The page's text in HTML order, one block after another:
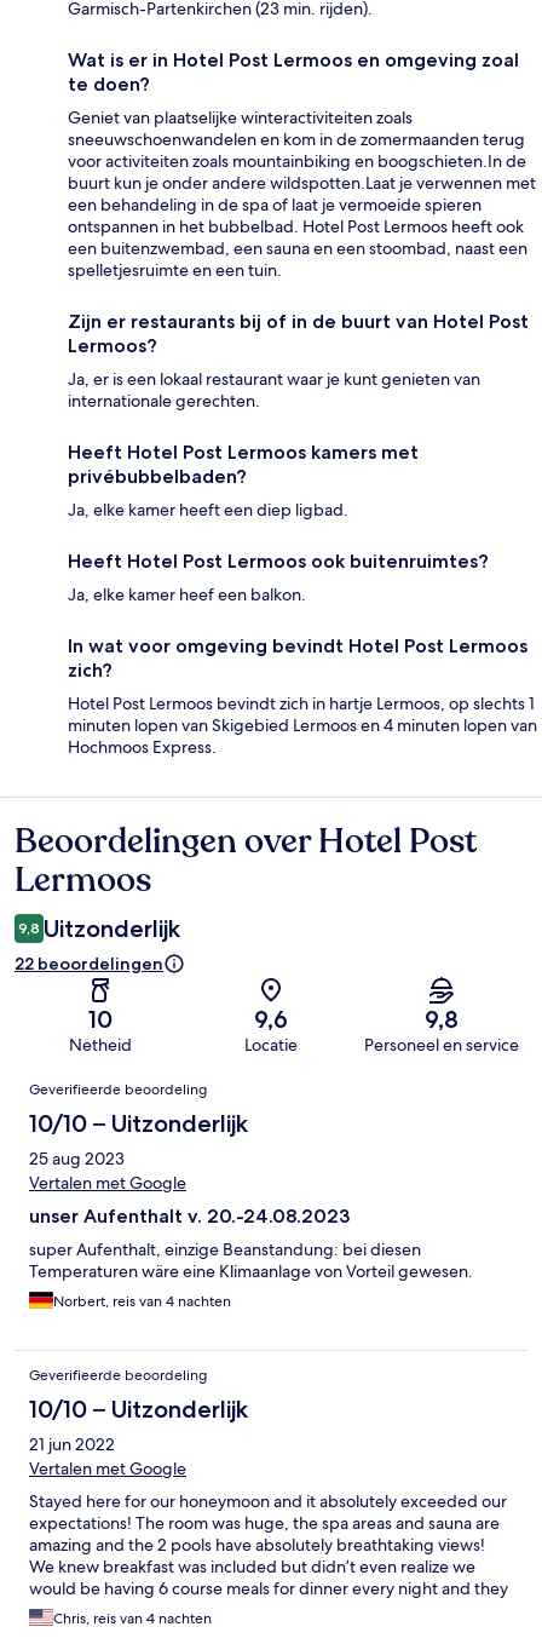
Garmisch-Partenkirchen (23 min. rijden).
Wat is er in Hotel Post Lermoos en omgeving zoal
te doen?
Geniet van plaatselijke winteractiviteiten zoals
sneeuwschoenwandelen en kom in de zomermaanden terug
voor activiteiten zoals mountainbiking en boogschieten.In de
buurt kun je onder andere wildspotten.Laat je verwennen met
een behandeling in de spa of laat je vermoeide spieren
ontspannen in het bubbelbad. Hotel Post Lermoos heeft ook
een buitenzwembad, een sauna en een stoombad, naast een
spelletjesruimte en een tuin.
Zijn er restaurants bij of in de buurt van Hotel Post
Lermoos?
Ja, er is een lokaal restaurant waar je kunt genieten van
internationale gerechten.
Heeft Hotel Post Lermoos kamers met
privébubbelbaden?
Ja, elke kamer heeft een diep ligbad.
Heeft Hotel Post Lermoos ook buitenruimtes?
Ja, elke kamer heef een balkon.
In wat voor omgeving bevindt Hotel Post Lermoos
zich?
Hotel Post Lermoos bevindt zich in hartje Lermoos, op slechts 1
minuten lopen van Skigebied Lermoos en 4 minuten lopen van
Hochmoos Express.
Beoordelingen
Beoordelingen over Hotel Post
Lermoos
9,8 Uitzonderlijk
22 beoordelingen
10
Netheid
9,6
Locatie
9,8
Personeel en service
Beoordelingen
Geverifieerde beoordeling
10/10 – Uitzonderlijk
25 aug 2023
Vertalen met Google
unser Aufenthalt v. 20.-24.08.2023
super Aufenthalt, einzige Beanstandung: bei diesen
Temperaturen wäre eine Klimaanlage von Vorteil gewesen.
Norbert, reis van 4 nachten
Geverifieerde beoordeling
10/10 – Uitzonderlijk
21 jun 2022
Vertalen met Google
Stayed here for our honeymoon and it absolutely exceeded our
expectations! The room was huge, the spa areas and sauna are
amazing and the 2 pools have absolutely breathtaking views!
We knew breakfast was included but didn’t even realize we
would be having 6 course meals for dinner every night and they
were always delicious! The staff was so friendly and our absolute
favorite part was the hiking trip with Regina that the hotel
Chris, reis van 4 nachten